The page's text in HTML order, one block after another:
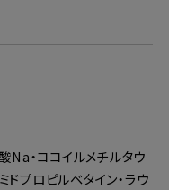
Na・ココイルメチルタウ
ドプロピルベタイン・ラウ